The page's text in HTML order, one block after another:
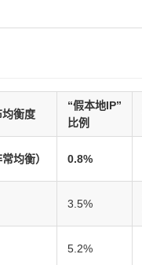
衡度
“假本地IP”
比例
均衡） 0.8%
3.5%
5.2%